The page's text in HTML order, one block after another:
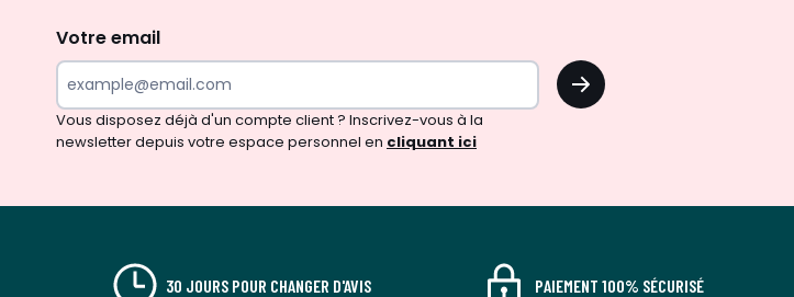
et
de
surprises?
Votre email
OK
Vous disposez déjà d'un compte client ? Inscrivez-vous à la
newsletter depuis votre espace personnel en cliquant ici
30 JOURS POUR CHANGER D'AVIS PAIEMENT 100% SÉCURISÉ